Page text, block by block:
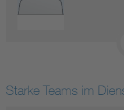
Starke Teams im